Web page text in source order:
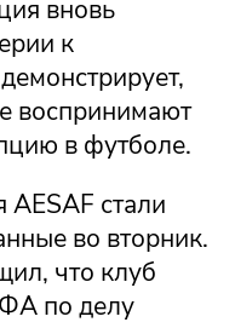
вновь
к
воспринимают
в футболе.
стали
во вторник.
что клуб
по делу